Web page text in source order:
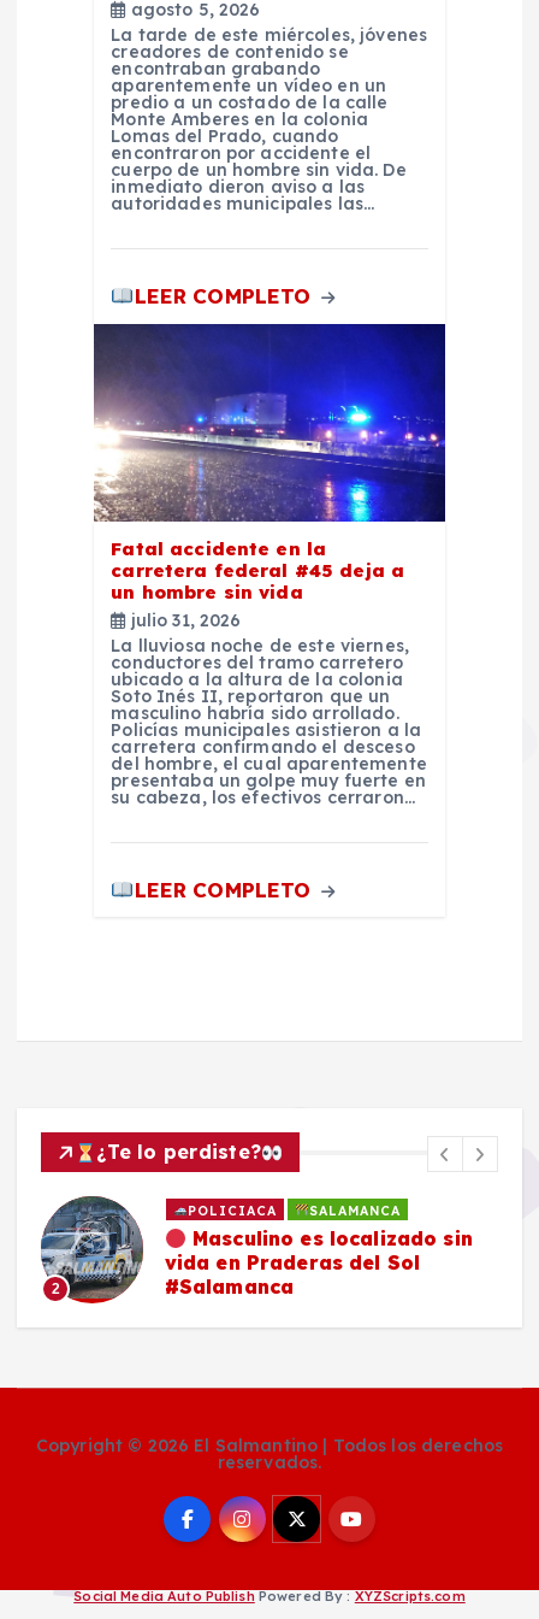
agosto 5, 2026
La tarde de este miércoles, jóvenes
creadores de contenido se
encontraban grabando
aparentemente un vídeo en un
predio a un costado de la calle
Monte Amberes en la colonia
Lomas del Prado, cuando
encontraron por accidente el
cuerpo de un hombre sin vida. De
inmediato dieron aviso a las
autoridades municipales las…
LEER COMPLETO
Fatal accidente en la
carretera federal #45 deja a
un hombre sin vida
julio 31, 2026
La lluviosa noche de este viernes,
conductores del tramo carretero
ubicado a la altura de la colonia
Soto Inés II, reportaron que un
masculino habría sido arrollado.
Policías municipales asistieron a la
carretera confirmando el desceso
del hombre, el cual aparentemente
presentaba un golpe muy fuerte en
su cabeza, los efectivos cerraron…
LEER COMPLETO
¿Te lo perdiste?
2
POLICIACA SALAMANCA
Masculino es localizado sin
vida en Praderas del Sol
#Salamanca
Copyright © 2026 El Salmantino | Todos los derechos
reservados.
Social Media Auto Publish Powered By : XYZScripts.com